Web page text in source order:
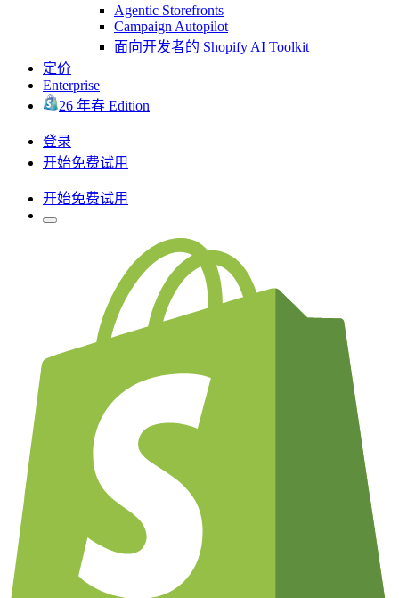
Agentic Storefronts
Campaign Autopilot
面向开发者的 Shopify AI Toolkit
定价
Enterprise
26 年春 Edition
登录
开始免费试用
开始免费试用